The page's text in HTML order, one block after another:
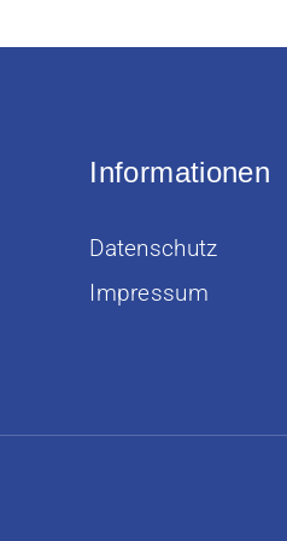
Informationen
Datenschutz
Impressum